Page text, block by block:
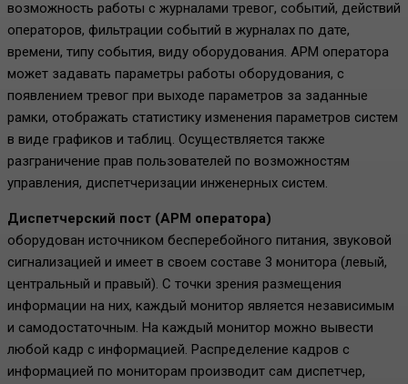
возможность работы с журналами тревог, событий, действий
операторов, фильтрации событий в журналах по дате,
времени, типу события, виду оборудования. АРМ оператора
может задавать параметры работы оборудования, с
появлением тревог при выходе параметров за заданные
рамки, отображать статистику изменения параметров систем
в виде графиков и таблиц. Осуществляется также
разграничение прав пользователей по возможностям
управления, диспетчеризации инженерных систем.
Диспетчерский пост (АРМ оператора)
оборудован источником бесперебойного питания, звуковой
сигнализацией и имеет в своем составе 3 монитора (левый,
центральный и правый). С точки зрения размещения
информации на них, каждый монитор является независимым
и самодостаточным. На каждый монитор можно вывести
любой кадр с информацией. Распределение кадров с
информацией по мониторам производит сам диспетчер,